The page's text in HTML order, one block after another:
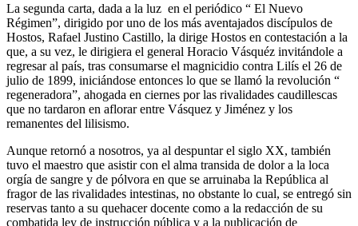
La segunda carta, dada a la luz en el periódico “ El Nuevo
Régimen”, dirigido por uno de los más aventajados discípulos de
Hostos, Rafael Justino Castillo, la dirige Hostos en contestación a la
que, a su vez, le dirigiera el general Horacio Vásquéz invitándole a
regresar al país, tras consumarse el magnicidio contra Lilís el 26 de
julio de 1899, iniciándose entonces lo que se llamó la revolución “
regeneradora”, ahogada en ciernes por las rivalidades caudillescas
que no tardaron en aflorar entre Vásquez y Jiménez y los
remanentes del lilisismo.
Aunque retornó a nosotros, ya al despuntar el siglo XX, también
tuvo el maestro que asistir con el alma transida de dolor a la loca
orgía de sangre y de pólvora en que se arruinaba la República al
fragor de las rivalidades intestinas, no obstante lo cual, se entregó sin
reservas tanto a su quehacer docente como a la redacción de su
combatida ley de instrucción pública y a la publicación de